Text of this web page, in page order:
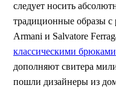
следует носить
традиционные образы
Armani и Salvatore
классическими брюками
дополняют свитера
пошли дизайнеры из